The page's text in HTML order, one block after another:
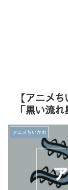
【アニメ
「黒い流
アニメちいかわ